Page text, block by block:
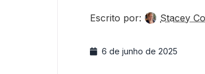
Escrito por: Stacey
6 de junho de 2025